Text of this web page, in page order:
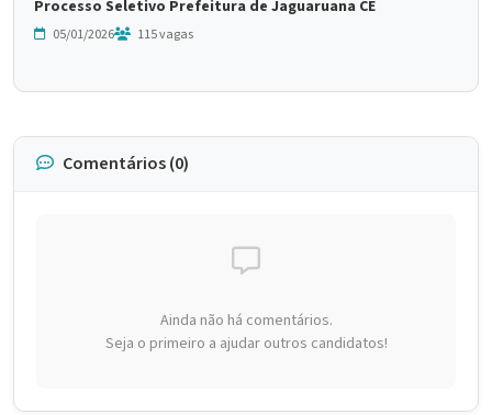
Processo Seletivo Prefeitura de Jaguaruana CE
05/01/2026 115 vagas
Comentários (0)
Ainda não há comentários.
Seja o primeiro a ajudar outros candidatos!